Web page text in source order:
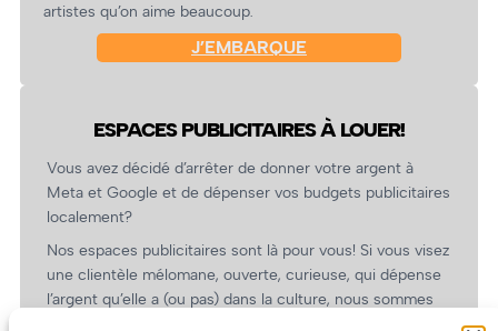
artistes qu’on aime beaucoup.
J’EMBARQUE
ESPACES PUBLICITAIRES À LOUER!
Vous avez décidé d’arrêter de donner votre argent à
Meta et Google et de dépenser vos budgets publicitaires
localement?
Nos espaces publicitaires sont là pour vous! Si vous visez
une clientèle mélomane, ouverte, curieuse, qui dépense
l’argent qu’elle a (ou pas) dans la culture, nous sommes